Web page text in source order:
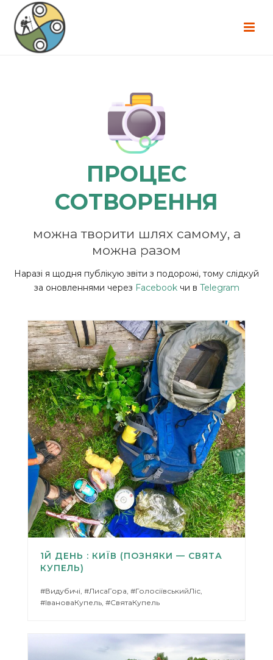
ПРОЦЕС
СОТВОРЕННЯ
можна творити шлях самому, а
можна разом
Наразі я щодня публікую звіти з подорожі, тому слідкуй
за оновленнями через Facebookчи в Telegram
1Й ДЕНЬ : КИЇВ (ПОЗНЯКИ — СВЯТА
КУПЕЛЬ)
#Видубичі, #ЛисаГора, #ГолосіївськийЛіс,
#ІвановаКупель, #СвятаКупель